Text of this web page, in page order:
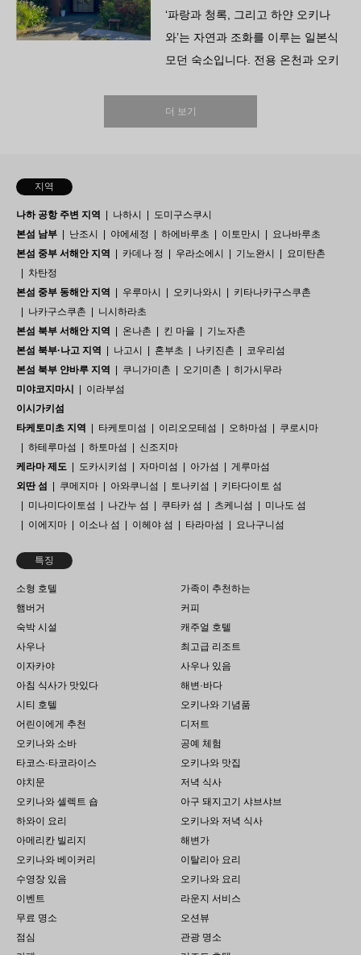
‘파랑과 청록, 그리고 하얀 오키나
와’는 자연과 조화를 이루는 일본식
모던 숙소입니다. 전용 온천과 오키
식사 등 일상을 벗어난 특별한 경험
을 즐기실 수 있습니다. 디지털에
더 보기
지역
나하 공항 주변 지역 나하시
도미구스쿠시
본섬 남부
난조시 야에세정 하에바루초 이토만시
요나바루초
본섬 중부 서해안 지역
카데나 정 우라소에시 기노완시
요미탄촌
차탄정
본섬 중부 동해안 지역
우루마시 오키나와시
키타나카구스쿠촌
나카구스쿠촌
니시하라초
본섬 북부 서해안 지역
온나촌 킨 마을
기노자촌
본섬 북부·나고 지역
나고시 혼부초 나키진촌
코우리섬
본섬 북부 얀바루 지역
쿠니가미촌 오기미촌
히가시무라
미야코지마시
이라부섬
이시가키섬
타케토미초 지역
타케토미섬 이리오모테섬 오하마섬
쿠로시마
하테루마섬
하토마섬
신조지마
케라마 제도
도카시키섬 자마미섬 아가섬
게루마섬
외딴 섬
쿠메지마 아와쿠니섬 토나키섬
키타다이토 섬
미나미다이토섬
나간누 섬 쿠타카 섬 츠케니섬
미나도 섬
이에지마
이소나 섬 이헤야 섬 타라마섬 요나구니섬
특징
소형 호텔
가족이 추천하는
햄버거
커피
숙박 시설
캐주얼 호텔
사우나
최고급 리조트
이자카야
사우나 있음
아침 식사가 맛있다
해변·바다
시티 호텔
오키나와 기념품
어린이에게 추천
디저트
오키나와 소바
공예 체험
타코스·타코라이스
오키나와 맛집
야치문
저녁 식사
오키나와 셀렉트 숍
아구 돼지고기 샤브샤브
하와이 요리
오키나와 저녁 식사
아메리칸 빌리지
해변가
오키나와 베이커리
이탈리아 요리
수영장 있음
오키나와 요리
이벤트
라운지 서비스
무료 명소
오션뷰
점심
관광 명소